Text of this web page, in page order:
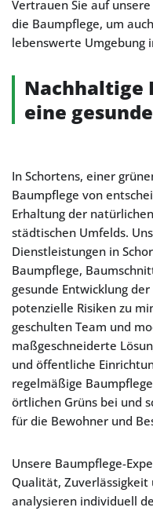
Vertrauen Sie auf
die Baumpflege, um
lebenswerte Umgebung
Nachhaltige
eine
In Schortens, einer
Baumpflege von
Erhaltung der
städtischen Umfelds.
Dienstleistungen in
Baumpflege,
gesunde Entwicklung
potenzielle Risiken zu
geschulten Team und
maßgeschneiderte
und öffentliche
regelmäßige
örtlichen Grüns bei und
für die Bewohner und
Unsere Baumpflege-
Qualität, Zuverlässigkeit
analysieren individuell